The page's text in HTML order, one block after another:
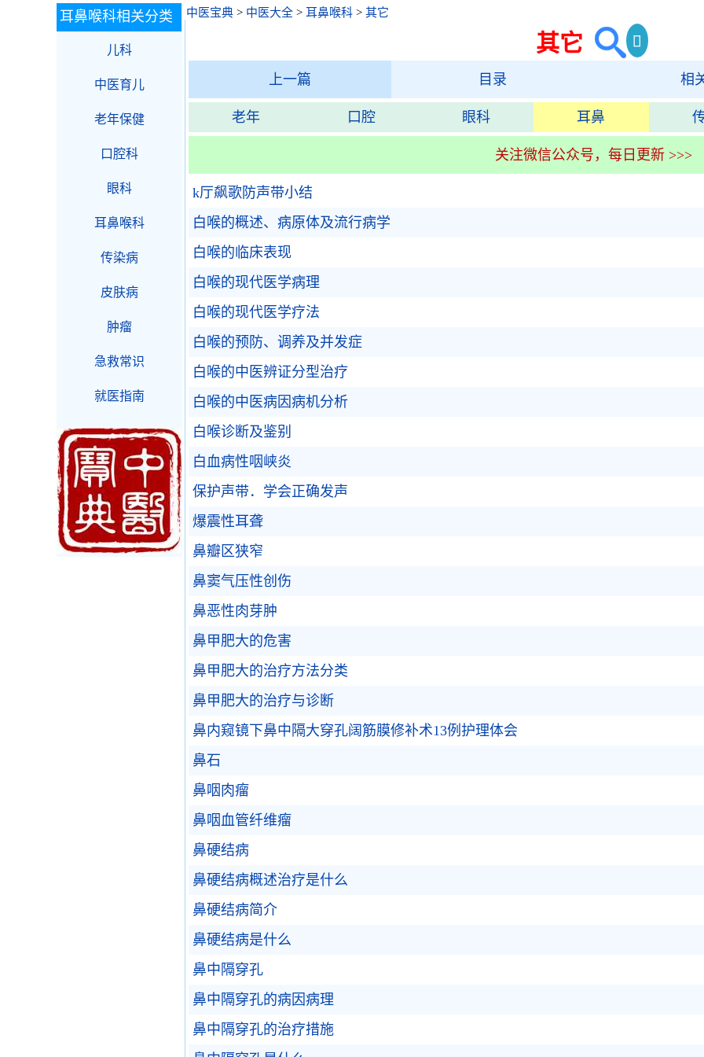
中医宝典 > 中医大全 > 耳鼻喉科 > 其它
其它
上一篇 目录 相
老年 口腔 眼科 耳鼻
关注微信公众号，每日更新 >>>
k厅飙歌防声带小结
白喉的概述、病原体及流行病学
白喉的临床表现
白喉的现代医学病理
白喉的现代医学疗法
白喉的预防、调养及并发症
白喉的中医辨证分型治疗
白喉的中医病因病机分析
白喉诊断及鉴别
白血病性咽峡炎
保护声带．学会正确发声
爆震性耳聋
鼻瓣区狭窄
鼻窦气压性创伤
鼻恶性肉芽肿
鼻甲肥大的危害
鼻甲肥大的治疗方法分类
鼻甲肥大的治疗与诊断
鼻内窥镜下鼻中隔大穿孔阔筋膜修补术13例护理体会
鼻石
鼻咽肉瘤
鼻咽血管纤维瘤
鼻硬结病
鼻硬结病概述治疗是什么
鼻硬结病简介
鼻硬结病是什么
鼻中隔穿孔
鼻中隔穿孔的病因病理
鼻中隔穿孔的治疗措施
耳鼻喉科相关分类
儿科
中医育儿
老年保健
口腔科
眼科
耳鼻喉科
传染病
皮肤病
肿瘤
急救常识
就医指南